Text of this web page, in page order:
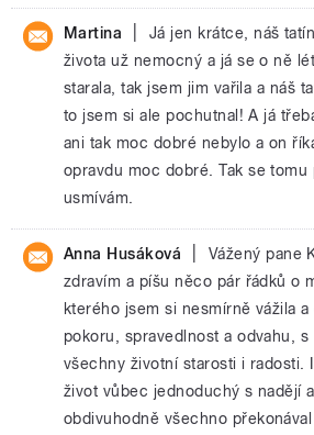
Martina
Já jen krátce, náš
života už nemocný a já se o ně
starala, tak jsem jim vařila a náš
to jsem si ale pochutnal! A já
ani tak moc dobré nebylo a on
opravdu moc dobré. Tak se
usmívám.
Anna Husáková
Vážený pane
zdravím a píšu něco pár řádků o
kterého jsem si nesmírně vážila
pokoru, spravedlnost a odvahu,
všechny životní starosti i radosti.
život vůbec jednoduchý s nadějí
obdivuhodně všechno